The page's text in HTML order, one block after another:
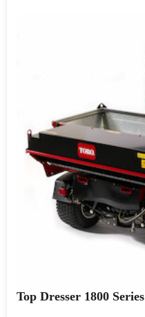
Top Dresser 1800 Series